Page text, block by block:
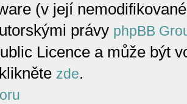
(v její
právy phpBB
Licence a může být
zde.